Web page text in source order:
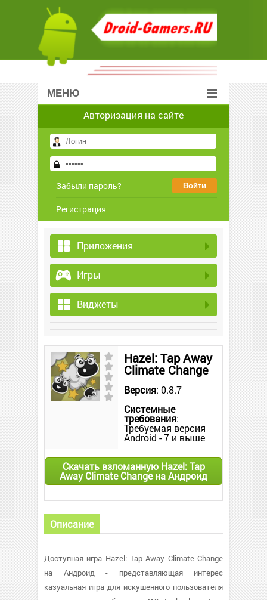
МЕНЮ
Авторизация на сайте
Забыли пароль?
Регистрация
Приложения
Игры
Виджеты
Hazel: Tap Away
Climate Change
Версия: 0.8.7
Системные
требования:
Требуемая версия
Android - 7 и выше
Скачать взломанную Hazel: Tap
Away Climate Change на Андроид
Описание
Доступная игра Hazel: Tap Away Climate Change
на Андроид - представляющая интерес
казуальная игра для искушенного пользователя